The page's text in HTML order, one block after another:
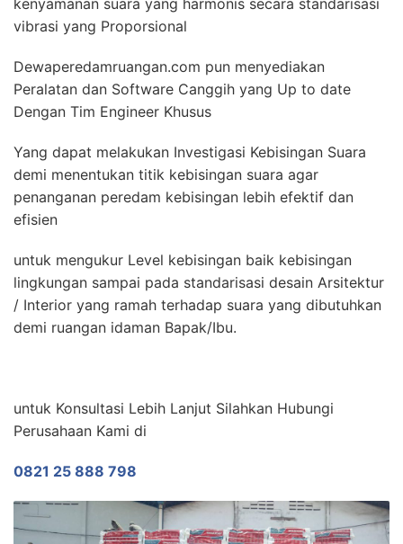
kenyamanan suara yang harmonis secara standarisasi
vibrasi yang Proporsional
Dewaperedamruangan.com pun menyediakan
Peralatan dan Software Canggih yang Up to date
Dengan Tim Engineer Khusus
Yang dapat melakukan Investigasi Kebisingan Suara
demi menentukan titik kebisingan suara agar
penanganan peredam kebisingan lebih efektif dan
efisien
untuk mengukur Level kebisingan baik kebisingan
lingkungan sampai pada standarisasi desain Arsitektur
/ Interior yang ramah terhadap suara yang dibutuhkan
demi ruangan idaman Bapak/Ibu.
untuk Konsultasi Lebih Lanjut Silahkan Hubungi
Perusahaan Kami di
0821 25 888 798